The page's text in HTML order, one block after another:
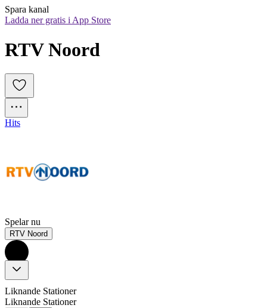
Spara kanal
Ladda ner gratis i App Store
RTV Noord
Hits
Spelar nu
RTV Noord
Liknande Stationer
Liknande Stationer